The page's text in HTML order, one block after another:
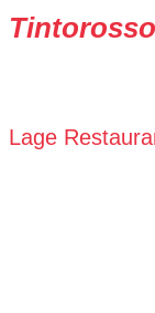
Tintorosso
Lage